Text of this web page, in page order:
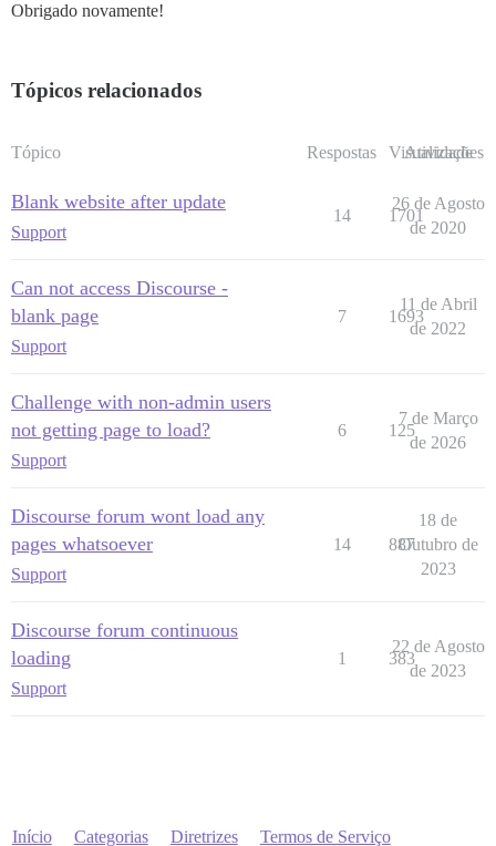
Obrigado novamente!
Tópicos relacionados
Tópico Respostas Visualizações
Atividade
Blank website after update
Support
14 1701
26 de Agosto
de 2020
Can not access Discourse -
blank page
Support
7 1693
11 de Abril
de 2022
Challenge with non-admin users
not getting page to load?
Support
6 125
7 de Março
de 2026
Discourse forum wont load any
pages whatsoever
Support
14 887
18 de
Outubro de
2023
Discourse forum continuous
loading
Support
1 383
22 de Agosto
de 2023
Início Categorias Diretrizes Termos de Serviço